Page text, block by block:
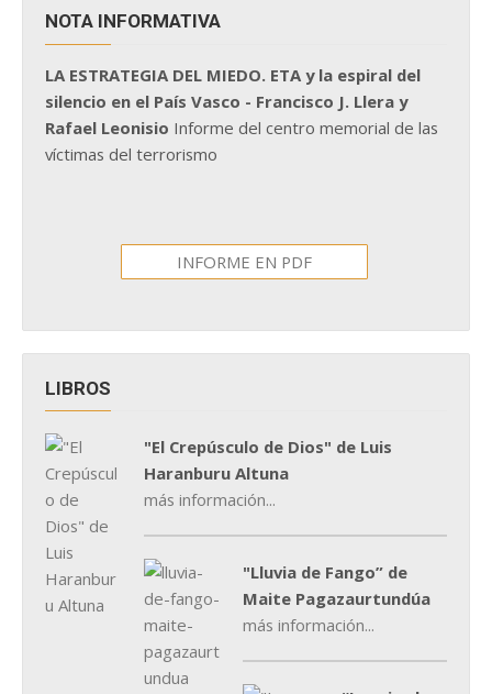
NOTA INFORMATIVA
LA ESTRATEGIA DEL MIEDO. ETA y la espiral del
silencio en el País Vasco - Francisco J. Llera y
Rafael Leonisio Informe del centro memorial de las
víctimas del terrorismo
INFORME EN PDF
LIBROS
"El Crepúsculo de Dios" de Luis
Haranburu Altuna
más información...
"Lluvia de Fango” de
Maite Pagazaurtundúa
más información...